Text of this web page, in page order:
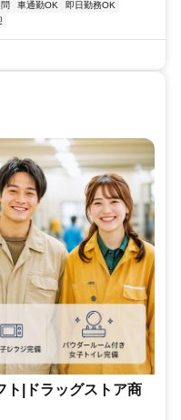
車通勤OK
即日勤務OK
ト|ドラッグストア商